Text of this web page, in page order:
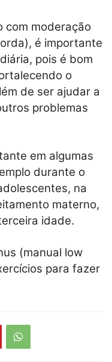
com moderação
é importante
pois é bom
o
de ser ajudar a
problemas
em algumas
durante o
na
materno,
idade.
(manual low
para fazer